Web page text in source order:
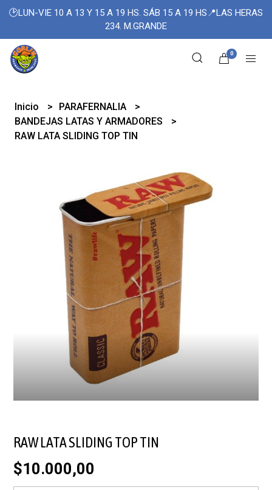
🕑LUN-VIE 10 A 13 Y 15 A 19 HS. SÁB 15 A 19 HS📍LAS HERAS
234. M.GRANDE
0
Inicio
PARAFERNALIA
BANDEJAS LATAS Y ARMADORES
RAW LATA SLIDING TOP TIN
RAW LATA SLIDING TOP TIN
$10.000,00